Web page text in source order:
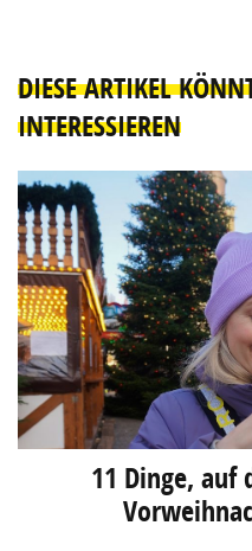
DIESE ARTIKEL
INTERESSIEREN
11 Dinge,